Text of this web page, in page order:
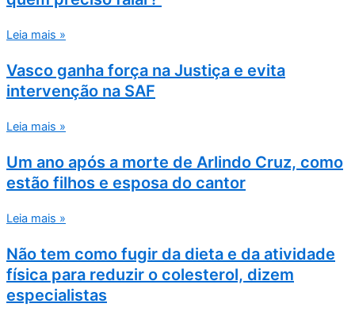
Leia mais »
Vasco ganha força na Justiça e evita
intervenção na SAF
Leia mais »
Um ano após a morte de Arlindo Cruz, como
estão filhos e esposa do cantor
Leia mais »
Não tem como fugir da dieta e da atividade
física para reduzir o colesterol, dizem
especialistas